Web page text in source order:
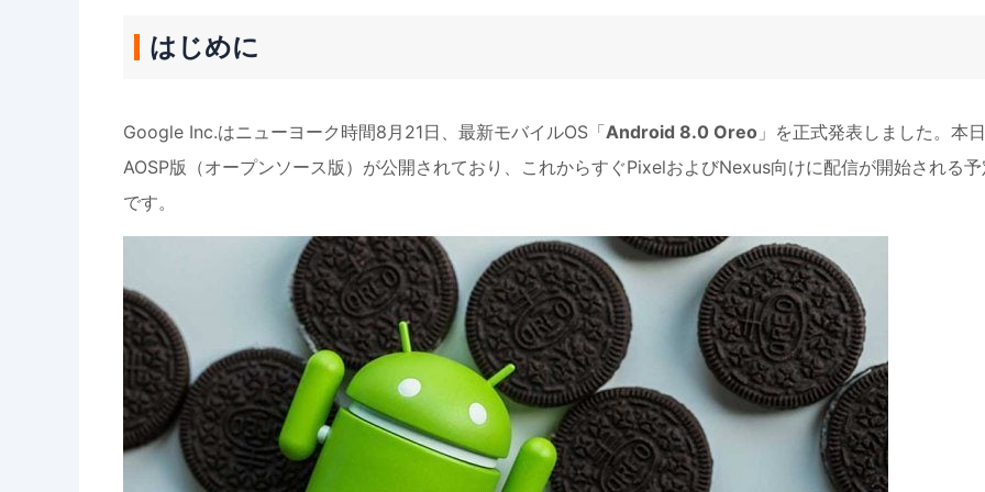
はじめに
Google Inc.はニューヨーク時間8月21日、最新モバイルOS「Android 8.0 Oreo 」を正式発表しました。本日
AOSP版（オープンソース版）が公開されており、これからすぐPixelおよびNexus向けに配信が開始される
です。